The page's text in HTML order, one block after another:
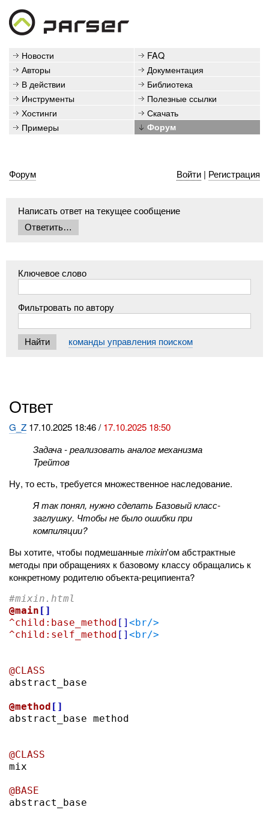
Новости
FAQ
Авторы
Документация
В действии
Библиотека
Инструменты
Полезные ссылки
Хостинги
Скачать
Примеры
Форум
Форум Войти| Регистрация
Написать ответ на текущее сообщение
Ключевое слово
Фильтровать по автору
команды управления поиском
Ответ
G_Z 17.10.2025 18:46 /17.10.2025 18:50
Задача - реализовать аналог механизма
Трейтов
Ну, то есть, требуется множественное наследование.
Я так понял, нужно сделать Базовый класс-
заглушку. Чтобы не было ошибки при
компиляции?
Вы хотите, чтобы подмешанныеmixin'ом абстрактные
методы при обращениях к базовому классу обращались к
конкретному родителю объекта-реципиента?
#mixin.html
@main []
^child:base_method []<br/>
^child:self_method []<br/>
@CLASS
abstract_base
@method []
abstract_base method
@CLASS
mix
@BASE
abstract_base